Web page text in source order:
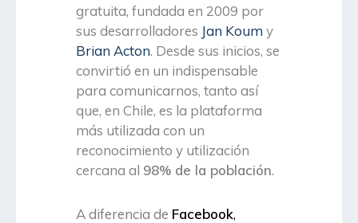
gratuita, fundada en 2009 por
sus desarrolladores Jan Koum y
Brian Acton. Desde sus inicios, se
convirtió en un indispensable
para comunicarnos, tanto así
que, en Chile, es la plataforma
más utilizada con un
reconocimiento y utilización
cercana al 98% de la población.
A diferencia de Facebook,